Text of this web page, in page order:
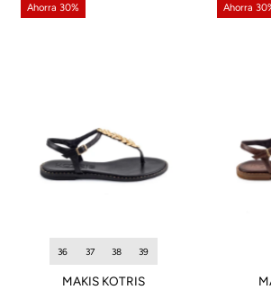
Ahorra 30%
36 37 38 39
MAKIS KOTRIS
Ahorra